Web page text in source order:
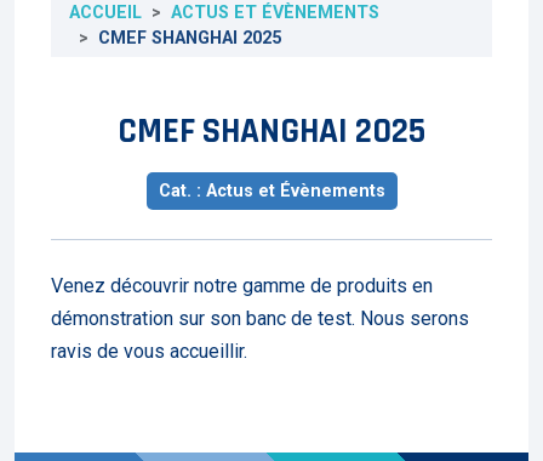
ACCUEIL
ACTUS ET ÉVÈNEMENTS
CMEF SHANGHAI 2025
CMEF SHANGHAI 2025
Cat. : Actus et Évènements
Venez découvrir notre gamme de produits en
démonstration sur son banc de test. Nous serons
ravis de vous accueillir.